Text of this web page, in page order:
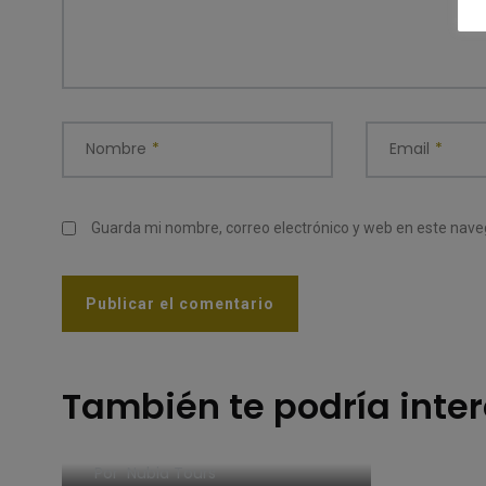
Nombre * Email *
Guarda mi nombre, correo electrónico y web en este
También te podría
Cómo hacer para viajar
PorNubia Tours